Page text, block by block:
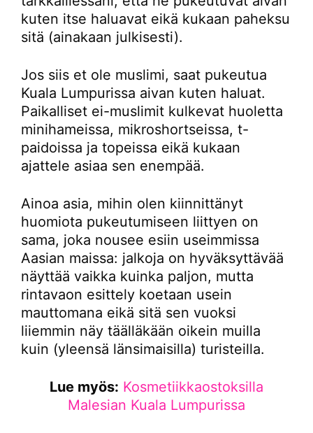
kuten itse haluavat eikä kukaan paheksu
sitä (ainakaan julkisesti).
Jos siis et ole muslimi, saat pukeutua
Kuala Lumpurissa aivan kuten haluat.
Paikalliset ei-muslimit kulkevat huoletta
minihameissa, mikroshortseissa, t-
paidoissa ja topeissa eikä kukaan
ajattele asiaa sen enempää.
Ainoa asia, mihin olen kiinnittänyt
huomiota pukeutumiseen liittyen on
sama, joka nousee esiin useimmissa
Aasian maissa: jalkoja on hyväksyttävää
näyttää vaikka kuinka paljon, mutta
rintavaon esittely koetaan usein
mauttomana eikä sitä sen vuoksi
liiemmin näy täälläkään oikein muilla
kuin (yleensä länsimaisilla) turisteilla.
Lue myös: Kosmetiikkaostoksilla
Malesian Kuala Lumpurissa